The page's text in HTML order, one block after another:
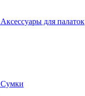
Аксессуары для палаток
Сумки